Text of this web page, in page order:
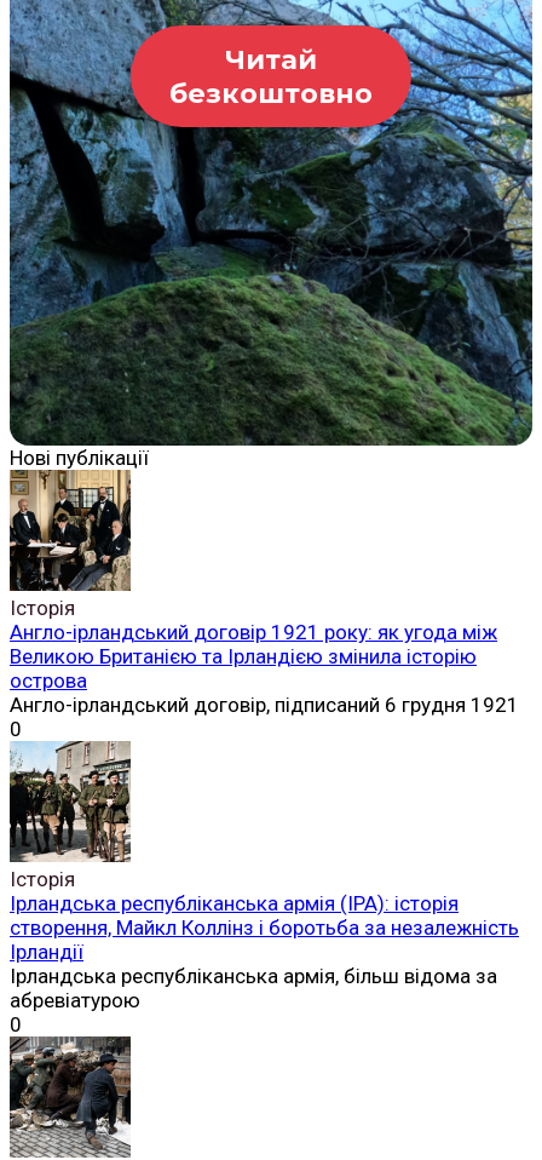
Читай
безкоштовно
Нові публікації
Історія
Англо-ірландський договір 1921 року: як угода між
Великою Британією та Ірландією змінила історію
острова
Англо-ірландський договір, підписаний 6 грудня 1921
0
Історія
Ірландська республіканська армія (ІРА): історія
створення, Майкл Коллінз і боротьба за незалежність
Ірландії
Ірландська республіканська армія, більш відома за
абревіатурою
0